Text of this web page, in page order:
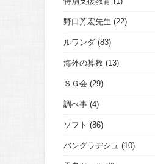
野口芳宏先生 (22)
ルワンダ (83)
海外の算数 (13)
ＳＧ会 (29)
調べ事 (4)
ソフト (86)
バングラデシュ (10)